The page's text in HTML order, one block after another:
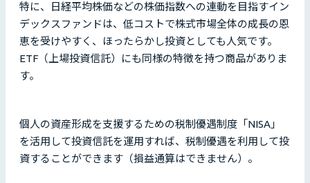
特に、日経平均株価などの株価指数への連動を目指すイン
デックスファンドは、低コストで株式市場全体の成長の恩
恵を受けやすく、ほったらかし投資としても人気です。
ETF（上場投資信託）にも同様の特徴を持つ商品がありま
す。
個人の資産形成を支援するための税制優遇制度「NISA」
を活用して投資信託を運用すれば、税制優遇を利用して投
資することができます（損益通算はできません）。